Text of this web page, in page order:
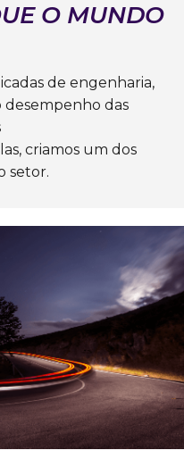
O MUNDO
de engenharia,
das
criamos um dos
setor.